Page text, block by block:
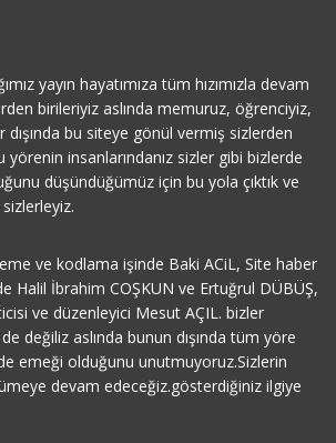
yayın hayatımıza tüm hızımızla devam
birileriyiz aslında memuruz, öğrenciyiz,
dışında bu siteye gönül vermiş sizlerden
yörenin insanlarındanız sizler gibi bizlerde
düşündüğümüz için bu yola çıktık ve
ve kodlama işinde Baki ACiL, Site haber
Halil İbrahim COŞKUN ve Ertuğrul DÜBÜŞ,
ve düzenleyici Mesut AÇIL. bizler
değiliz aslında bunun dışında tüm yöre
emeği olduğunu unutmuyoruz.Sizlerin
devam edeceğiz.gösterdiğiniz ilgiye